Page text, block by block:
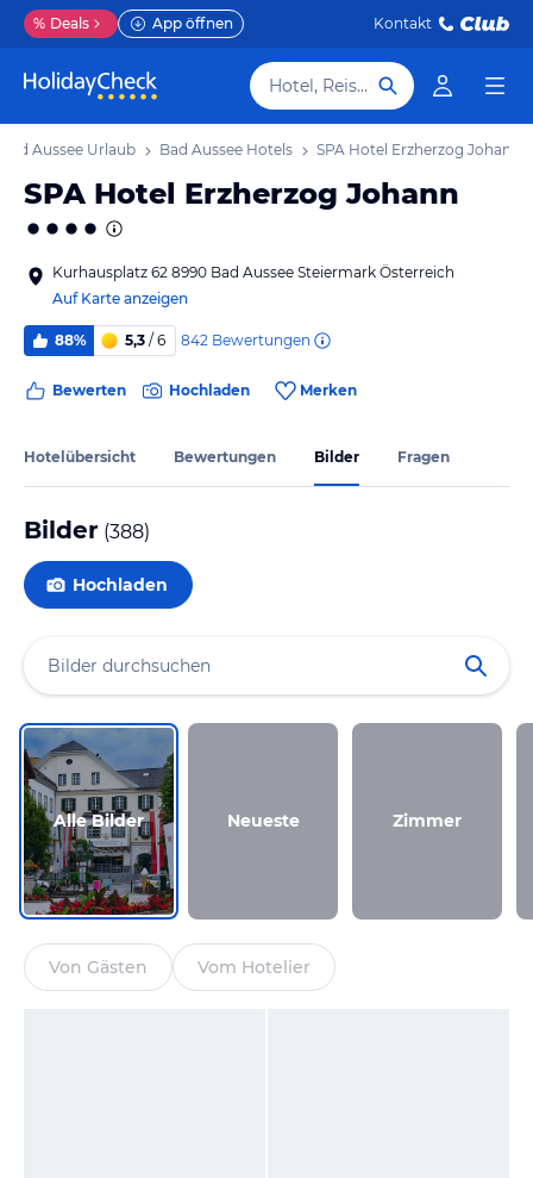
% Deals App öffnen Kontakt
Hotel, Reiseziel
Bad Aussee Urlaub Bad Aussee Hotels SPA Hotel Erzherzog Johann
SPA Hotel Erzherzog Johann
Kurhausplatz 62 8990 Bad Aussee Steiermark Österreich
Auf Karte anzeigen
88% 5,3 / 6 842 Bewertungen
Bewerten Hochladen Merken
Hotelübersicht Bewertungen Bilder Fragen
Bilder (388)
Hochladen
Alle Bilder Neueste Zimmer
Von Gästen Vom Hotelier